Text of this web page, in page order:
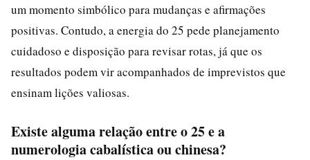
um momento simbólico para mudanças e afirmações
positivas. Contudo, a energia do 25 pede planejamento
cuidadoso e disposição para revisar rotas, já que os
resultados podem vir acompanhados de imprevistos que
ensinam lições valiosas.
Existe alguma relação entre o 25 e a
numerologia cabalística ou chinesa?